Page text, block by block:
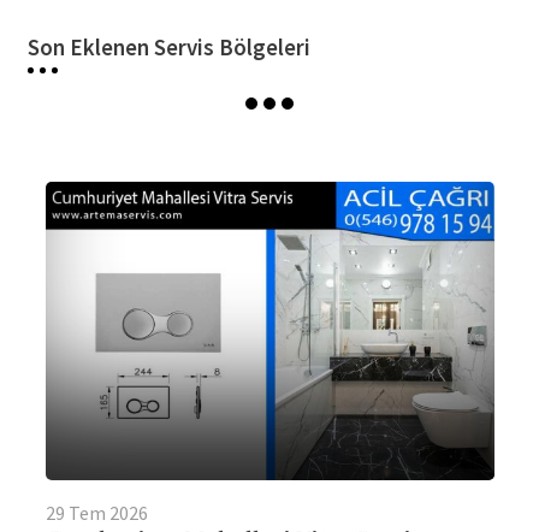
Son Eklenen Servis Bölgeleri
29 Tem 2026